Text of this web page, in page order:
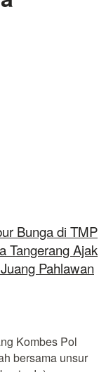
Bunga di TMP
Tangerang Ajak
Pahlawan
Kombes Pol
bersama unsur